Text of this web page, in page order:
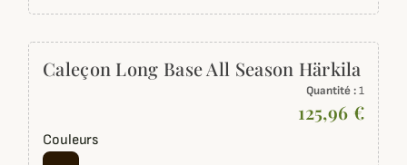
Caleçon Long Base All Season Härkila
Quantité :1
125,96 €
Couleurs